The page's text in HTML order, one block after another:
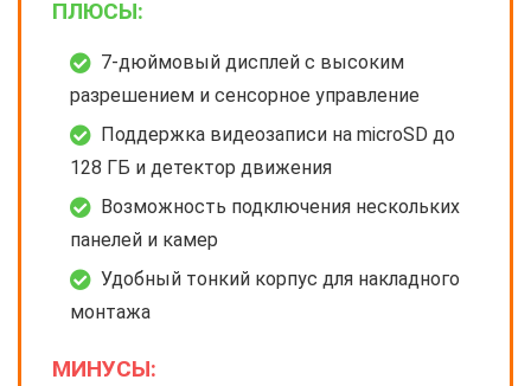
ПЛЮСЫ:
7-дюймовый дисплей с высоким
разрешением и сенсорное управление
Поддержка видеозаписи на microSD до
128 ГБ и детектор движения
Возможность подключения нескольких
панелей и камер
Удобный тонкий корпус для накладного
монтажа
МИНУСЫ: